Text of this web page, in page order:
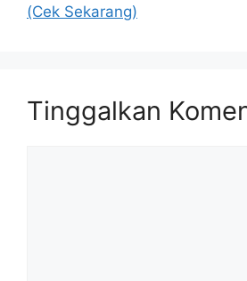
(Cek Sekarang)
Tinggalkan